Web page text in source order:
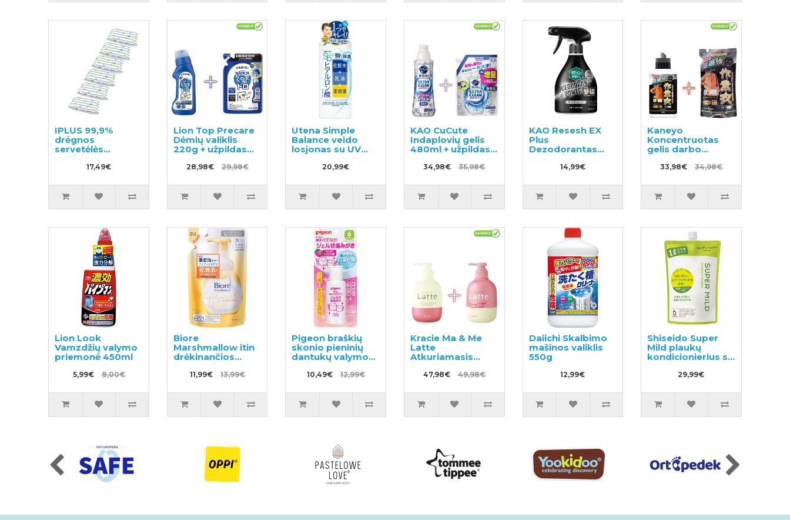
IPLUS 99,9%
drėgnos
servetėlės
kūdikiams su
hialurono rūgštimi
17,49€
Lion Top Precare
Dėmių valiklis
220g + užpildas
28,98€ 29,98€
Utena Simple
Balance veido
losjonas su UV
20,99€
KAO CuCute
Indaplovių gelis
480ml + užpildas
34,98€ 35,98€
KAO Resesh EX
Plus
Dezodorantas
neutralizuojantis
nemalonų kvapą
darbo drabužiams
360ml
14,99€
Kaneyo
Koncentruotas
gelis darbo
drabužių
skalbimui 500ml +
33,98€ 34,98€
Lion Look
Vamzdžių valymo
priemonė 450ml
5,99€ 8,00€
Biore
Marshmallow itin
drėkinančios
valomosios
putos, užpildas
11,99€ 13,99€
Pigeon braškių
skonio pieninių
dantukų valymo
gelis 40ml
10,49€ 12,99€
Kracie Ma & Me
Latte
Atkuriamasis
šampūnas 490ml
+ kondicionierius
47,98€ 49,98€
Daiichi Skalbimo
mašinos valiklis
550g
12,99€
Shiseido Super
Mild plaukų
kondicionierius su
žolelių aromatu,
užpildas 1000ml
29,99€